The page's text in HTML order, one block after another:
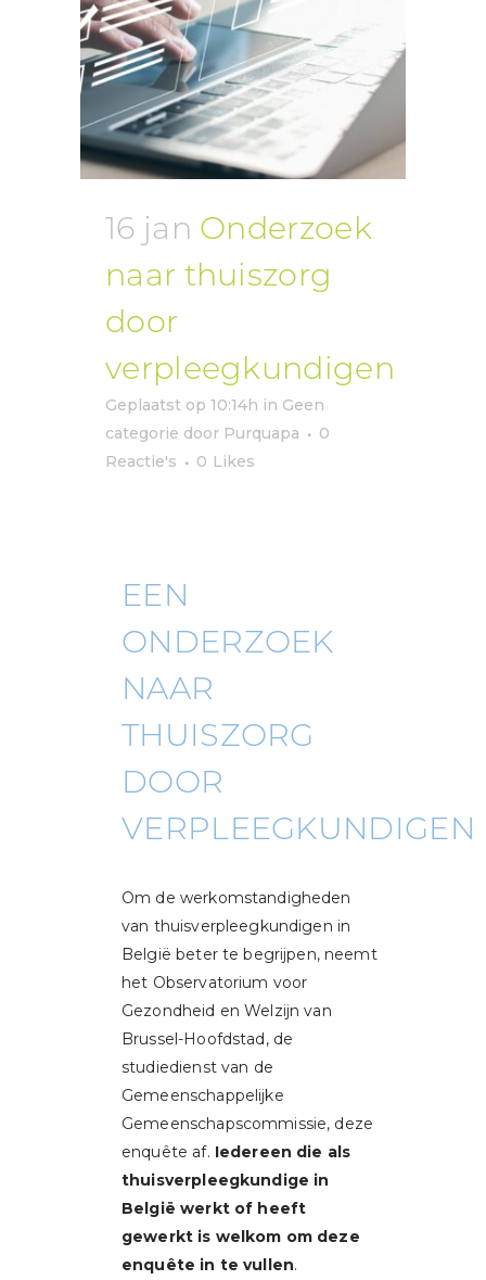
16 jan Onderzoek
naar thuiszorg
door
verpleegkundigen
Geplaatst op 10:14h in Geen
categorie door Purquapa
0
Reactie's
0 Likes
EEN
ONDERZOEK
NAAR
THUISZORG
DOOR
VERPLEEGKUNDIGEN
Om de werkomstandigheden
van thuisverpleegkundigen in
België beter te begrijpen, neemt
het Observatorium voor
Gezondheid en Welzijn van
Brussel-Hoofdstad, de
studiedienst van de
Gemeenschappelijke
Gemeenschapscommissie, deze
enquête af. Iedereen die als
thuisverpleegkundige in
België werkt of heeft
gewerkt is welkom om deze
enquête in te vullen.